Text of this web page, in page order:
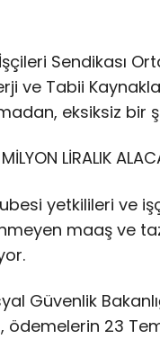
Sendikası
ve Tabii
eksiksiz bir
LİRALIK
yetkilileri ve
maaş ve
Güvenlik
23